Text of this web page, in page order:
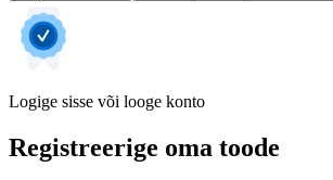
Logige sisse või looge konto
Registreerige oma toode